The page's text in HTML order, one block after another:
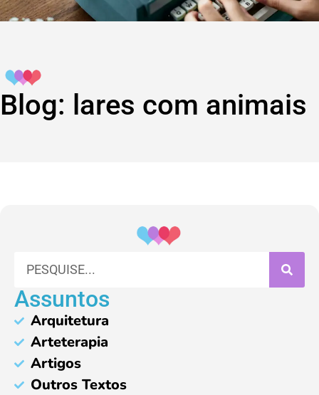
Blog: lares com animais
Assuntos
Arquitetura
Arteterapia
Artigos
Outros Textos